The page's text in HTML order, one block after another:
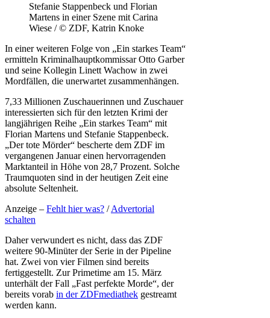
Stefanie Stappenbeck und Florian
Martens in einer Szene mit Carina
Wiese / © ZDF, Katrin Knoke
In einer weiteren Folge von „Ein starkes Team“
ermitteln Kriminalhauptkommissar Otto Garber
und seine Kollegin Linett Wachow in zwei
Mordfällen, die unerwartet zusammenhängen.
7,33 Millionen Zuschauerinnen und Zuschauer
interessierten sich für den letzten Krimi der
langjährigen Reihe „Ein starkes Team“ mit
Florian Martens und Stefanie Stappenbeck.
„Der tote Mörder“ bescherte dem ZDF im
vergangenen Januar einen hervorragenden
Marktanteil in Höhe von 28,7 Prozent. Solche
Traumquoten sind in der heutigen Zeit eine
absolute Seltenheit.
Anzeige – Fehlt hier was? /Advertorial
schalten
Daher verwundert es nicht, dass das ZDF
weitere 90-Minüter der Serie in der Pipeline
hat. Zwei von vier Filmen sind bereits
fertiggestellt. Zur Primetime am 15. März
unterhält der Fall „Fast perfekte Morde“, der
bereits vorab in der ZDFmediathek gestreamt
werden kann.